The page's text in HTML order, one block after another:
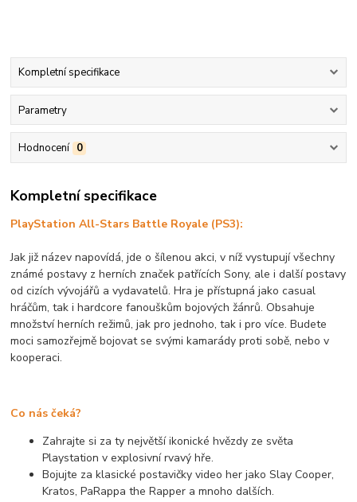
Kompletní specifikace
Parametry
Hodnocení 0
Kompletní specifikace
PlayStation All-Stars Battle Royale (PS3):
Jak již název napovídá, jde o šílenou akci, v níž vystupují všechny
známé postavy z herních značek patřících Sony, ale i další postavy
od cizích vývojářů a vydavatelů. Hra je přístupná jako casual
hráčům, tak i hardcore fanouškům bojových žánrů. Obsahuje
množství herních režimů, jak pro jednoho, tak i pro více. Budete
moci samozřejmě bojovat se svými kamarády proti sobě, nebo v
kooperaci.
Co nás čeká?
Zahrajte si za ty největší ikonické hvězdy ze světa
Playstation v explosivní rvavý hře.
Bojujte za klasické postavičky video her jako Slay Cooper,
Kratos, PaRappa the Rapper a mnoho dalších.